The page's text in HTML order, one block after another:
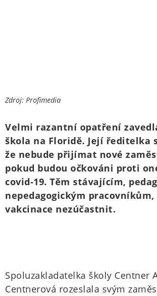
Zdroj: Profimedia
Velmi razantní opatření
škola na Floridě. Její ředitelka
že nebude přijímat nové
pokud budou očkováni proti
covid-19. Těm stávajícím,
nepedagogickým
vakcinace nezúčastnit.
Spoluzakladatelka školy Centner
Centnerová rozeslala svým